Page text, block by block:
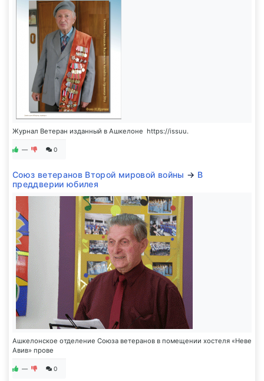
Журнал Ветеран изданный в Ашкелоне https://issuu.
— 0
Союз ветеранов Второй мировой войны → В
преддверии юбилея
Ашкелонское отделение Союза ветеранов в помещении хостеля «Неве
Авив» прове
— 0